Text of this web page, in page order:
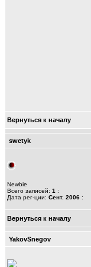
Вернуться к началу
swetyk
Newbie
Всего записей: 1 :
Дата рег-ции: Сент. 2006 :
Вернуться к началу
YakovSnegov